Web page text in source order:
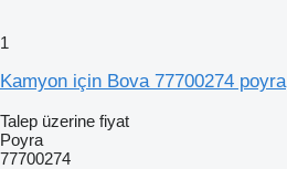
1
Kamyon için Bova 77700274 poyra
Talep üzerine fiyat
Poyra
77700274